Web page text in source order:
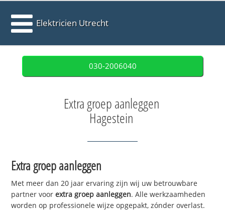
Elektricien Utrecht
030-2006040
Extra groep aanleggen
Hagestein
Extra groep aanleggen
Met meer dan 20 jaar ervaring zijn wij uw betrouwbare
partner voorextra groep aanleggen. Alle werkzaamheden
worden op professionele wijze opgepakt, zónder overlast.